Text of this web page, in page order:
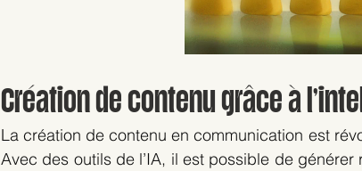
Création de contenu grâce à
La création de contenu en communication est
Avec des outils de l’IA, il est possible de